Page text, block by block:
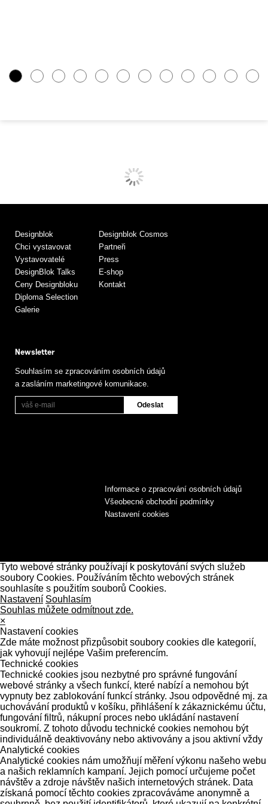
Designblok
Chci vystavovat
Vystavovatelé
DesignBlok Talks
Ceny Designbloku
Diploma Selection
Galerie
Designblok Cosmos
Partneři
Press
E-shop
Kontakt
Newsletter
Souhlasím se zpracováním osobních údajů
a zasláním marketingové komunikace.
Informace o zpracování osobních údajů
Všeobecné obchodní podmínky
Nastavení cookies
Tyto webové stránky používají k poskytování svých služeb
soubory Cookies. Používáním těchto webových stránek
souhlasíte s použitím souborů Cookies.
Nastavení Souhlasím
Souhlas můžete odmítnout zde.
×
Nastavení cookies
Zde máte možnost přizpůsobit soubory cookies dle kategorií,
jak vyhovují nejlépe Vašim preferencím.
Technické cookies
Technické cookies jsou nezbytné pro správné fungování
webové stránky a všech funkcí, které nabízí a nemohou být
vypnuty bez zablokování funkcí stránky. Jsou odpovědné mj. za
uchovávání produktů v košíku, přihlášení k zákaznickému účtu,
fungování filtrů, nákupní proces nebo ukládání nastavení
soukromí. Z tohoto důvodu technické cookies nemohou být
individuálně deaktivovány nebo aktivovány a jsou aktivní vždy
Analytické cookies
Analytické cookies nám umožňují měření výkonu našeho webu
a našich reklamních kampaní. Jejich pomocí určujeme počet
návštěv a zdroje návštěv našich internetových stránek. Data
získaná pomocí těchto cookies zpracováváme anonymně a